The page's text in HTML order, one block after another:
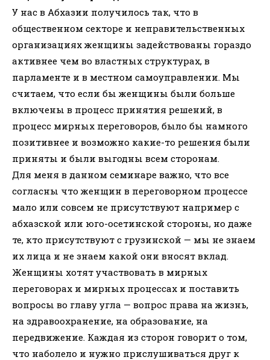
У нас в Абхазии получилось так, что в
общественном секторе и неправительственных
организациях женщины задействованы гораздо
активнее чем во властных структурах, в
парламенте и в местном самоуправлении. Мы
считаем, что если бы женщины были больше
включены в процесс принятия решений, в
процесс мирных переговоров, было бы намного
позитивнее и возможно какие-то решения были
приняты и были выгодны всем сторонам.
Для меня в данном семинаре важно, что все
согласны что женщин в переговорном процессе
мало или совсем не присутствуют например с
абхазской или юго-осетинской стороны, но даже
те, кто присутствуют с грузинской — мы не знаем
их лица и не знаем какой они вносят вклад.
Женщины хотят участвовать в мирных
переговорах и мирных процессах и поставить
вопросы во главу угла — вопрос права на жизнь,
на здравоохранение, на образование, на
передвижение. Каждая из сторон говорит о том,
что наболело и нужно прислушиваться друг к